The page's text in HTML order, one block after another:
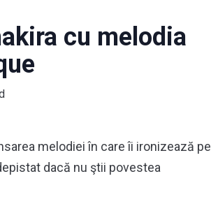
cu melodia
melodiei în care îi ironizează pe
dacă nu ştii povestea